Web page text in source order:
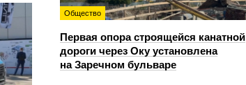
Общество
Первая опора строящейся канатной
дороги через Оку установлена
на Заречном бульваре